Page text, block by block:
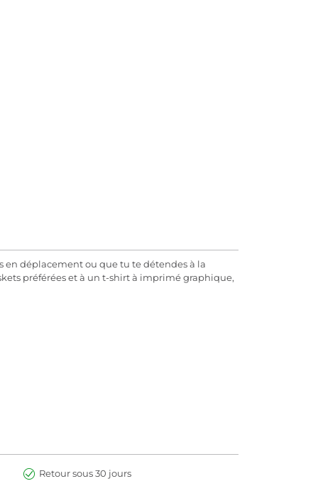
en déplacement ou que tu te détendes à la
préférées et à un t-shirt à imprimé graphique,
Retour sous 30 jours